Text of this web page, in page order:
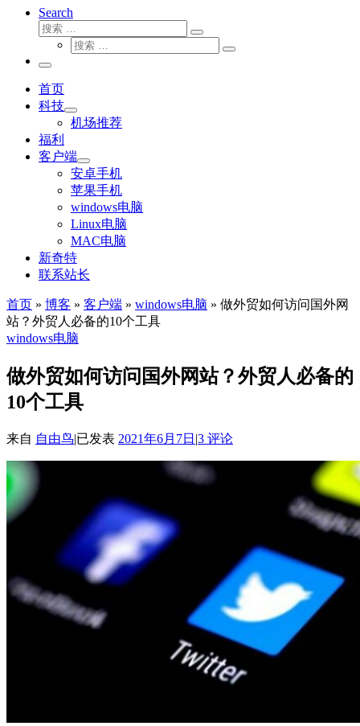
Search
搜
搜
索
搜
搜
主
菜
单
首页
科技
机场推荐
福利
客户端
安卓手机
苹果手机
windows电脑
Linux电脑
MAC电脑
新奇特
联系站长
首页 » 博客 » 客户端 » windows电脑 » 做外贸如何访问国外网
站？外贸人必备的10个工具
windows电脑
做外贸如何访问国外网站？外贸人必备的
10个工具
来自 自由鸟|已发表 2021年6月7日 |3 评论